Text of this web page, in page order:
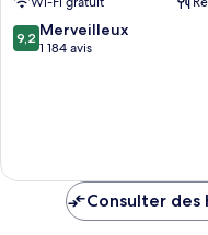
arrondissement
9.2
sur
9,2 Merveilleux
1 184 avis
Consulter des